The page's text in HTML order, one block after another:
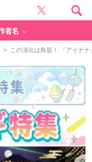
者名
> この演出は鳥肌！ 『アイナ